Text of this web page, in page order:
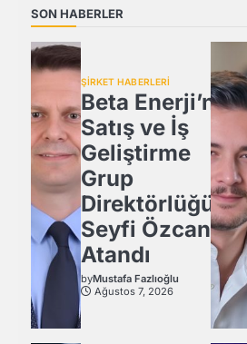
SON HABERLER
ŞİRKET HABERLERİ
Beta Enerji’nin
Satış ve İş
Geliştirme
Grup
Direktörlüğü’ne
Seyfi Özcan
Atandı
byMustafa Fazlıoğlu
Ağustos 7, 2026